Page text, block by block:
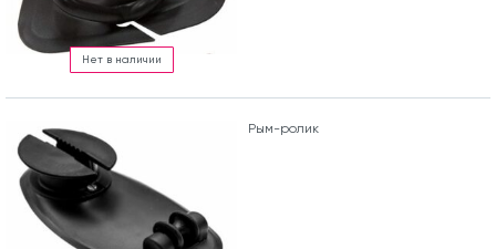
Нет в наличии
Рым-ролик